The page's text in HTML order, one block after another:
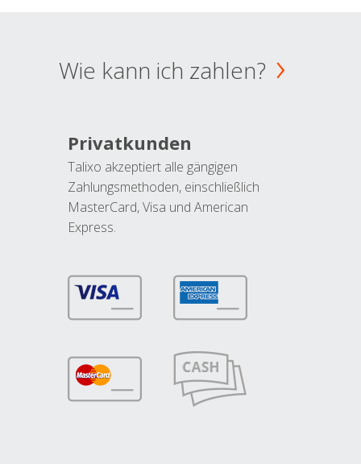
Wie kann ich zahlen?
Privatkunden
Talixo akzeptiert alle gängigen
Zahlungsmethoden, einschließlich
MasterCard, Visa und American
Express.